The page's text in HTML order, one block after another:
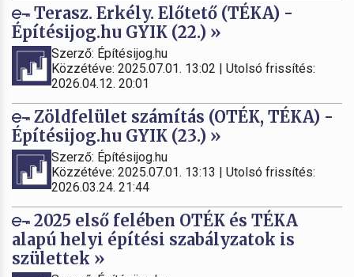
Terasz. Erkély. Előtető (TÉKA) -
Építésijog.hu GYIK (22.) »
Szerző: Építésijog.hu
Közzétéve: 2025.07.01. 13:02 | Utolsó frissítés:
2026.04.12. 20:01
Zöldfelület számítás (OTÉK, TÉKA) -
Építésijog.hu GYIK (23.) »
Szerző: Építésijog.hu
Közzétéve: 2025.07.01. 13:13 | Utolsó frissítés:
2026.03.24. 21:44
2025 első felében OTÉK és TÉKA
alapú helyi építési szabályzatok is
születtek »